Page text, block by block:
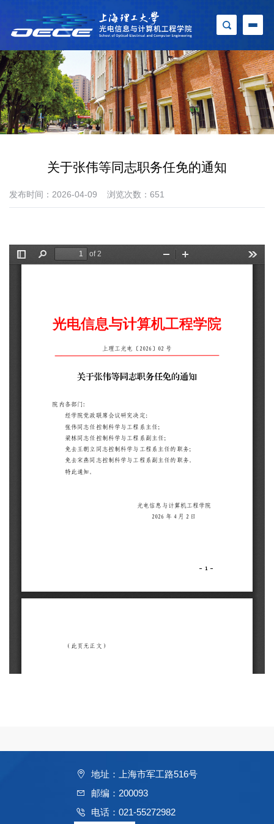
关于张伟等同志职务任免的通知
发布时间：2026-04-09 浏览次数： 651
地址：上海市军工路516号
邮编：200093
电话：021-55272982